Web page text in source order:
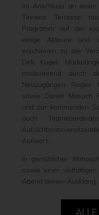
Im Anschluss an
Tinnens Terrasse
Programm auf der
einige Akteure und
erschienen zu der
Dirk Kugel,
moderierend durch
Neuzugängen
sowie Daniel Masuch
und zur kommenden
auch
Antwort.
In gemütlicher
sowie einer
Abend seinen Ausklang.
ALLE